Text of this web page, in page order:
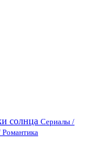
солнца Сериалы /